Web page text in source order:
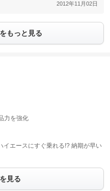
2012年11月02日
もっと見る
力を強化
イエースにすぐ乗れる!? 納期が早い
見る